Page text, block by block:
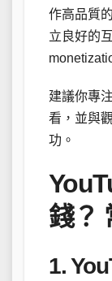
作高品質
立良好的
建議你專
看，並與
功。
錢？
1.